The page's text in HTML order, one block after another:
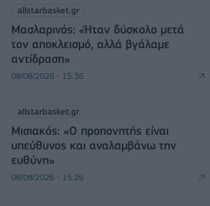
allstarbasket.gr
Μασλαρινός: «Ήταν δύσκολο μετά
τον αποκλεισμό, αλλά βγάλαμε
αντίδραση»
08/08/2026 - 15:36
allstarbasket.gr
Μισιακός: «Ο προπονητής είναι
υπεύθυνος και αναλαμβάνω την
ευθύνη»
08/08/2026 - 15:26